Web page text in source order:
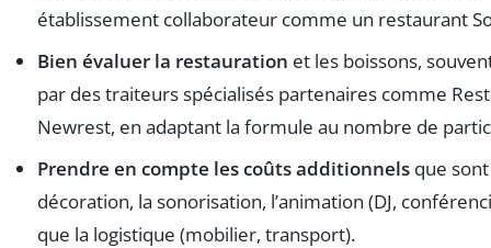
établissement collaborateur comme un restaurant
Bien évaluer la restauration et les boissons,
par des traiteurs spécialisés partenaires comme
Newrest, en adaptant la formule au nombre de
Prendre en compte les coûts additionnels que
décoration, la sonorisation, l’animation (DJ,
que la logistique (mobilier, transport).